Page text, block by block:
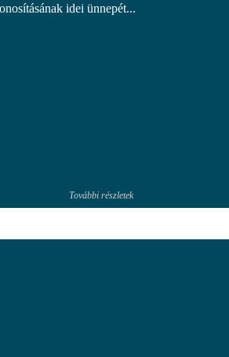
idei ünnepét...
További részletek